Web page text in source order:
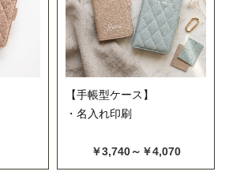
【手帳型ケース】
・名入れ印刷
￥3,740～￥4,070